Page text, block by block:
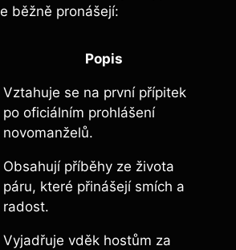
běžně ​pronášejí:
Popis
Vztahuje se na první přípitek
po oficiálním prohlášení
novomanželů.
Obsahují příběhy ze života
páru, které přinášejí smích a
‍radost.
Vyjadřuje vděk hostům za